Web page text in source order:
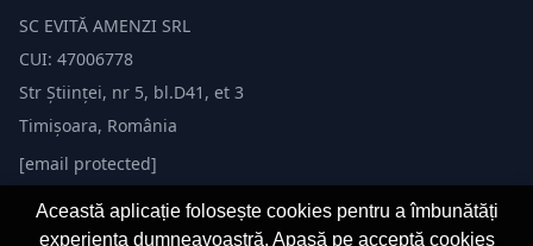
SC EVITĂ AMENZI SRL
CUI: 47006778
Str Științei, nr 5, bl.D41, et 3
Timișoara, România
[email protected]
Această aplicație folosește cookies pentru a îmbunătăți
experiența dumneavoastră. Apasă pe acceptă cookies